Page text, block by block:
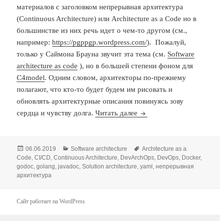
материалов с заголовком непрерывная архитектура
(Continuous Architecture) или Architecture as a Code но в
большинстве из них речь идет о чем-то другом (см.,
например:https://pgppgp.wordpress.com/). Пожалуй,
только у Саймона Брауна звучит эта тема (см. Software
architecture as code ), но в большей степени фоном для
C4model. Одним словом, архитекторы по-прежнему
полагают, что кто-то будет будем им рисовать и
обновлять архитектурные описания повинуясь зову
сердца и чувству долга.Читать далее Архитектура как код
Опубликовано
06.06.2019 Рубрики
Software architecture Метки
Architecture as a
Code,CI/CD,Continuous Architecture, DevArchOps, DevOps, Docker,
godoc,golang,javadoc,Solution architecture,yaml ,непрерывная
архитектура
Сайт работает на WordPress